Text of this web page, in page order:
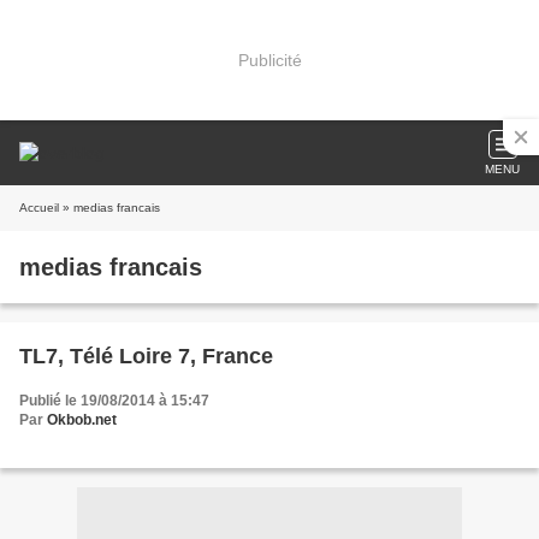
Publicité
MENU
Accueil » medias francais
medias francais
TL7, Télé Loire 7, France
Publié le 19/08/2014 à 15:47
Par Okbob.net